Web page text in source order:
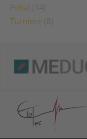
Pokal
Turniere